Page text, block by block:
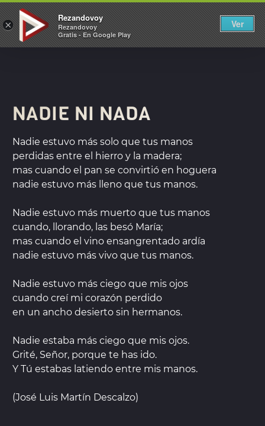
×
Rezandovoy
Rezandovoy
Gratis - En Google Play
Ver
REZANDOVOY
NADIE NI NADA
Nadie estuvo más solo que tus manos
perdidas entre el hierro y la madera;
mas cuando el pan se convirtió en hoguera
nadie estuvo más lleno que tus manos.
Nadie estuvo más muerto que tus manos
cuando, llorando, las besó María;
mas cuando el vino ensangrentado ardía
nadie estuvo más vivo que tus manos.
Nadie estuvo más ciego que mis ojos
cuando creí mi corazón perdido
en un ancho desierto sin hermanos.
Nadie estaba más ciego que mis ojos.
Grité, Señor, porque te has ido.
Y Tú estabas latiendo entre mis manos.
(José Luis Martín Descalzo)